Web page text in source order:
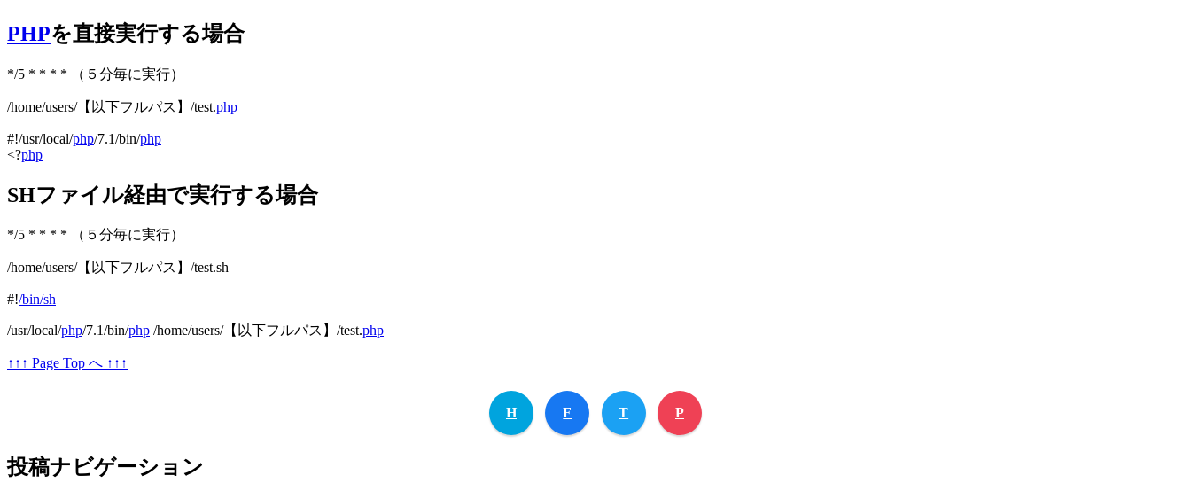
PHPを直接実行する場合
*/5 * * * * （５分毎に実行）
/home/users/【以下フルパス】/test.php
#!/usr/local/php/7.1/bin/php
<?php
SHファイル経由で実行する場合
*/5 * * * * （５分毎に実行）
/home/users/【以下フルパス】/test.sh
#!/bin/sh
/usr/local/php/7.1/bin/php /home/users/【以下フルパス】/test.php
↑↑↑ Page Top へ ↑↑↑
H F T P
投稿ナビゲーション